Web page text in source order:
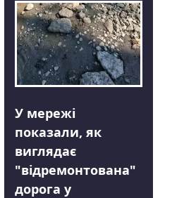
У мережі
показали, як
виглядає
"відремонтована"
дорога у